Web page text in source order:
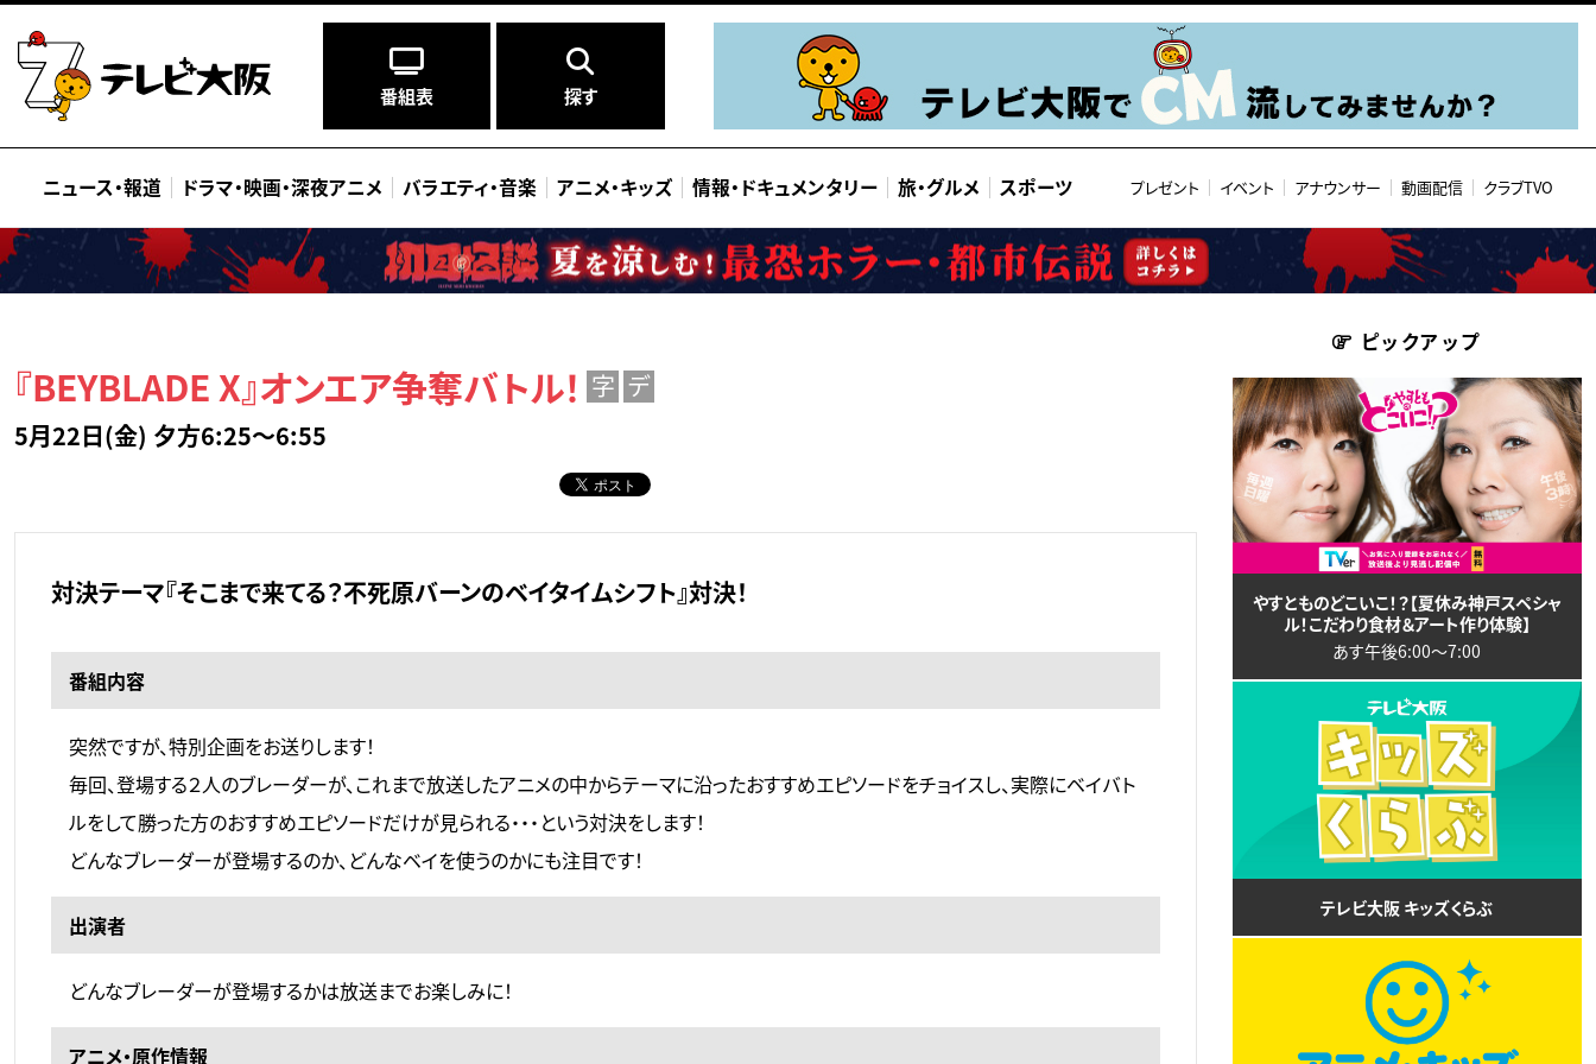
番組表 探す
ニュース・報道 ドラマ・映画・深夜アニメ バラエティ・音楽 アニメ・キッズ 情報・ ドキュメンタリー 旅・グルメ スポーツ プレゼント イベント アナウンサー 動画配信 クラブTVO
『BEYBLADE X』オンエア争奪バトル！ 字 デ
5月22日(金) 夕方6:25～6:55
対決テーマ『そこまで来てる？不死原バーンのベイタイムシフト』対決！
番組内容
突然ですが、特別企画をお送りします！
毎回、登場する２人のブレーダーが、これまで放送したアニメの中からテーマに沿ったおすすめエピソードをチョイスし、実際にベイバト
ルをして勝った方のおすすめエピソードだけが見られる・・・という対決をします！
どんなブレーダーが登場するのか、どんなベイを使うのかにも注目です！
出演者
どんなブレーダーが登場するかは放送までお楽しみに！
アニメ・原作情報
ピックアップ
やすとものどこいこ！？【夏休み神戸スペシャ
ル！こだわり食材＆アート作り体験】
あす午後6:00〜7:00
テレビ大阪 キッズくらぶ